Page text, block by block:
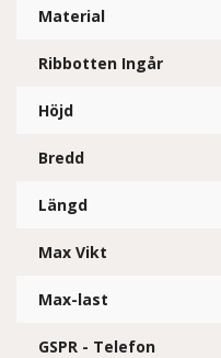
Material
Ribbotten Ingår
Höjd
Bredd
Längd
Max Vikt
Max-last
GSPR - Telefon